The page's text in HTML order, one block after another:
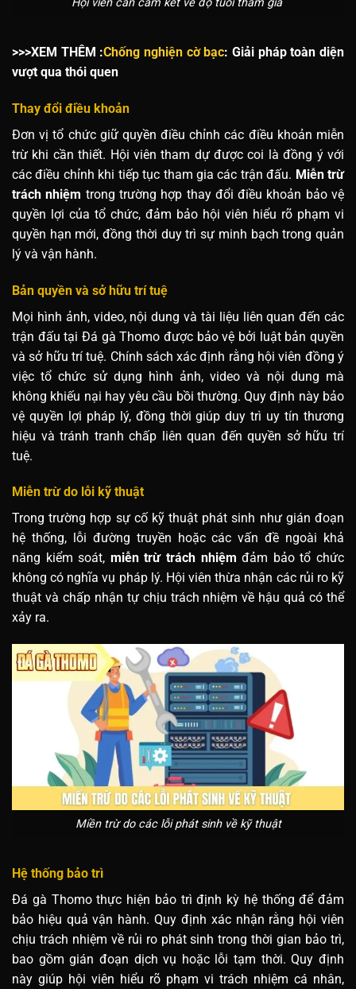
Hội viên cần cam kết về độ tuổi tham gia
>>>XEM THÊM :Chống nghiện cờ bạc: Giải pháp toàn diện
vượt qua thói quen
Thay đổi điều khoản
Đơn vị tổ chức giữ quyền điều chỉnh các điều khoản miễn
trừ khi cần thiết. Hội viên tham dự được coi là đồng ý với
các điều chỉnh khi tiếp tục tham gia các trận đấu. Miễn trừ
trách nhiệm trong trường hợp thay đổi điều khoản bảo vệ
quyền lợi của tổ chức, đảm bảo hội viên hiểu rõ phạm vi
quyền hạn mới, đồng thời duy trì sự minh bạch trong quản
lý và vận hành.
Bản quyền và sở hữu trí tuệ
Mọi hình ảnh, video, nội dung và tài liệu liên quan đến các
trận đấu tại Đá gà Thomo được bảo vệ bởi luật bản quyền
và sở hữu trí tuệ. Chính sách xác định rằng hội viên đồng ý
việc tổ chức sử dụng hình ảnh, video và nội dung mà
không khiếu nại hay yêu cầu bồi thường. Quy định này bảo
vệ quyền lợi pháp lý, đồng thời giúp duy trì uy tín thương
hiệu và tránh tranh chấp liên quan đến quyền sở hữu trí
tuệ.
Miễn trừ do lỗi kỹ thuật
Trong trường hợp sự cố kỹ thuật phát sinh như gián đoạn
hệ thống, lỗi đường truyền hoặc các vấn đề ngoài khả
năng kiểm soát, miễn trừ trách nhiệm đảm bảo tổ chức
không có nghĩa vụ pháp lý. Hội viên thừa nhận các rủi ro kỹ
thuật và chấp nhận tự chịu trách nhiệm về hậu quả có thể
xảy ra.
Miền trừ do các lỗi phát sinh về kỹ thuật
Hệ thống bảo trì
Đá gà Thomo thực hiện bảo trì định kỳ hệ thống để đảm
bảo hiệu quả vận hành. Quy định xác nhận rằng hội viên
chịu trách nhiệm về rủi ro phát sinh trong thời gian bảo trì,
bao gồm gián đoạn dịch vụ hoặc lỗi tạm thời. Quy định
này giúp hội viên hiểu rõ phạm vi trách nhiệm cá nhân,